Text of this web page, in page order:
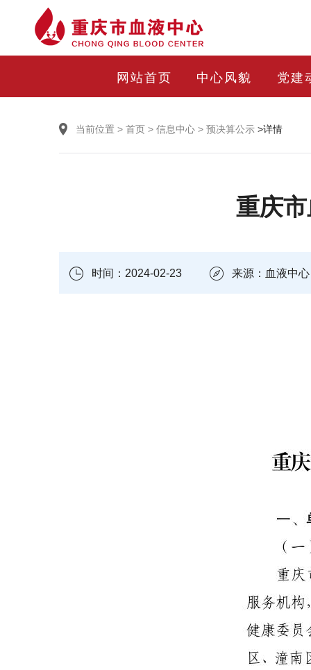
网站首页 中心风貌 党建
当前位置 > 首页 > 信息中心 > 预决算公示 >详情
重庆
时间：2024-02-23 来源：血液中心